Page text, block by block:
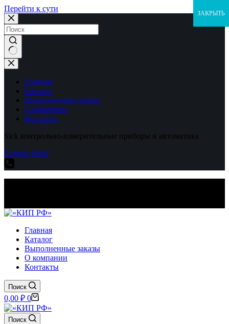
Перейти к сути
Ничего
не
найденоГлавная
Каталог
Выполненные заказы
О компании
Контакты
Sick контрольно-измерительные приборы и автоматика
Explore Shop
Главная
Каталог
Выполненные заказы
О компании
Контакты
Поиск
Корзина
0,00 ₽ 0
Поиск
ЗАКРЫТЬ